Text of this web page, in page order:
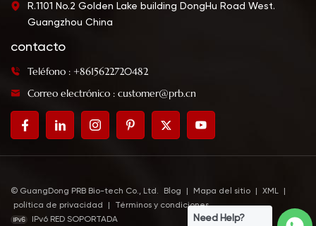
cocinar.
R.1101 No.2 Golden Lake building DongHu Road West.
Guangzhou China
contacto
Teléfono : +8615622720482
Correo electrónico : customer@prb.cn
© GuangDong PRB Bio-tech Co., Ltd. Blog Mapa del sitio XML
política de privacidad
Términos y condiciones
IPv6 RED SOPORTADA
Need Help?